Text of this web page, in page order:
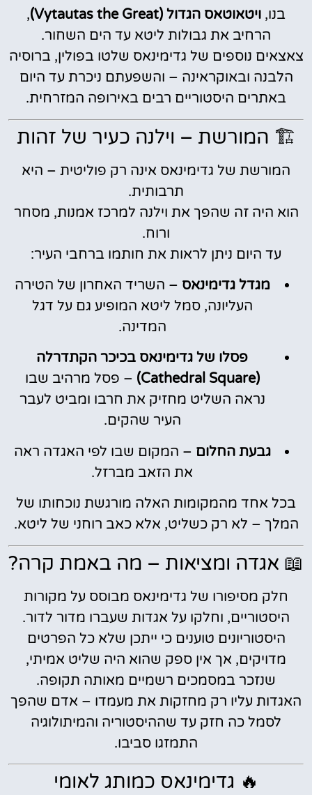
בנו, ויטאוטאס הגדול (Vytautas the Great)
,
הרחיב את גבולות ליטא עד הים השחור.
צאצאים נוספים של גדימינאס שלטו בפולין, ברוסיה
הלבנה ובאוקראינה – והשפעתם ניכרת עד היום
באתרים היסטוריים רבים באירופה המזרחית.
🏗️ המורשת – וילנה כעיר של זהות
המורשת של גדימינאס אינה רק פוליטית – היא
תרבותית.
הוא היה זה שהפך את וילנה למרכז אמנות, מסחר
ורוח.
עד היום ניתן לראות את חותמו ברחבי העיר:
מגדל גדימינאס – השריד האחרון של הטירה
העליונה, סמל ליטא המופיע גם על דגל
המדינה.
פסלו של גדימינאס בכיכר הקתדרלה
(Cathedral Square)
– פסל מרהיב שבו
נראה השליט מחזיק את חרבו ומביט לעבר
העיר שהקים.
גבעת החלום – המקום שבו לפי האגדה ראה
את הזאב מברזל.
בכל אחד מהמקומות האלה מורגשת נוכחותו של
המלך – לא רק כשליט, אלא כאב רוחני של ליטא.
📖 אגדה ומציאות – מה באמת קרה?
חלק מסיפורו של גדימינאס מבוסס על מקורות
היסטוריים, וחלקו על אגדות שעברו מדור לדור.
היסטוריונים טוענים כי ייתכן שלא כל הפרטים
מדויקים, אך אין ספק שהוא היה שליט אמיתי,
שנזכר במסמכים רשמיים מאותה תקופה.
האגדות עליו רק מחזקות את מעמדו – אדם שהפך
לסמל כה חזק עד שההיסטוריה והמיתולוגיה
התמזגו סביבו.
🔥 גדימינאס כמותג לאומי